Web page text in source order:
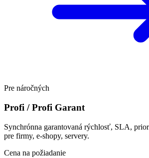
Pre náročných
Profi / Profi Garant
Synchrónna garantovaná rýchlosť, SLA,
pre firmy, e-shopy, servery.
Cena na požiadanie